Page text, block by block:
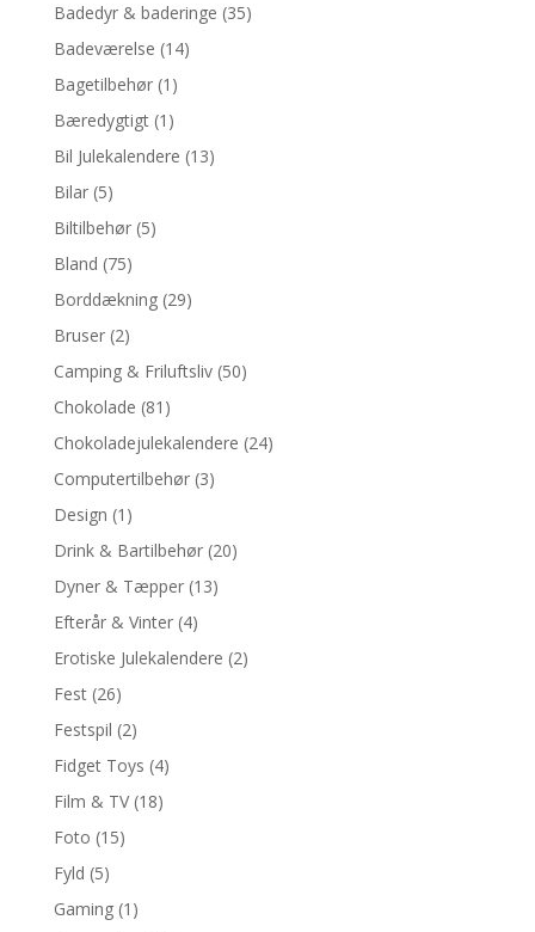
Badedyr & baderinge (35)
Badeværelse (14)
Bagetilbehør (1)
Bæredygtigt (1)
Bil Julekalendere (13)
Bilar (5)
Biltilbehør (5)
Bland (75)
Borddækning (29)
Bruser (2)
Camping & Friluftsliv (50)
Chokolade (81)
Chokoladejulekalendere (24)
Computertilbehør (3)
Design (1)
Drink & Bartilbehør (20)
Dyner & Tæpper (13)
Efterår & Vinter (4)
Erotiske Julekalendere (2)
Fest (26)
Festspil (2)
Fidget Toys (4)
Film & TV (18)
Foto (15)
Fyld (5)
Gaming (1)